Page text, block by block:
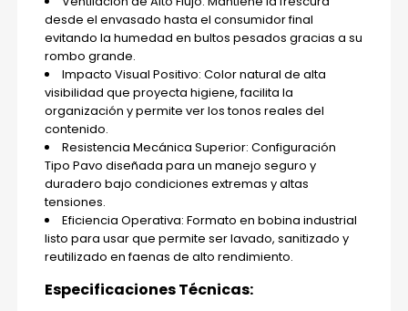
desde el envasado hasta el consumidor final
evitando la humedad en bultos pesados gracias a su
rombo grande.
Impacto Visual Positivo: Color natural de alta
visibilidad que proyecta higiene, facilita la
organización y permite ver los tonos reales del
contenido.
Resistencia Mecánica Superior: Configuración
Tipo Pavo diseñada para un manejo seguro y
duradero bajo condiciones extremas y altas
tensiones.
Eficiencia Operativa: Formato en bobina industrial
listo para usar que permite ser lavado, sanitizado y
reutilizado en faenas de alto rendimiento.
Especificaciones Técnicas: